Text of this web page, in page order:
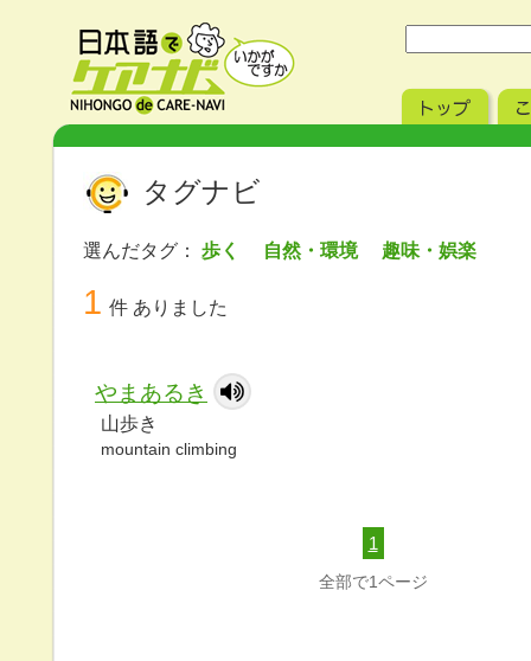
タグナビ
選んだタグ： 歩く 自然・環境 趣味・娯楽
1 件 ありました
やまあるき
山歩き
mountain climbing
1
全部で1ページ